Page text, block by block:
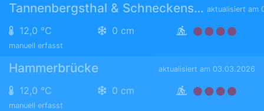
Tannenbergsthal & Schneckenstein aktualisiert am
12,0 °C
manuell erfasst
0 cm
Hammerbrücke aktualisiert am 03.03.2026
12,0 °C
manuell erfasst
0 cm